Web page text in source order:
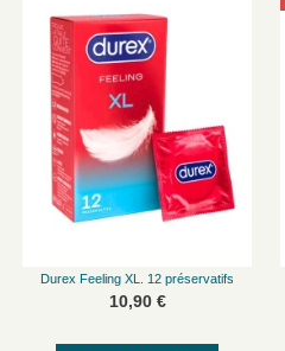
Durex Feeling XL. 12 préservatifs
10,90 €